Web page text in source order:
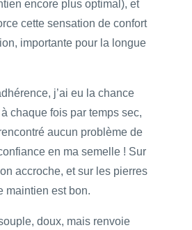
encore plus optimal), et
cette sensation de confort
importante pour la longue
j’ai eu la chance
chaque fois par temps sec,
aucun problème de
en ma semelle ! Sur
accroche, et sur les pierres
maintien est bon.
doux, mais renvoie